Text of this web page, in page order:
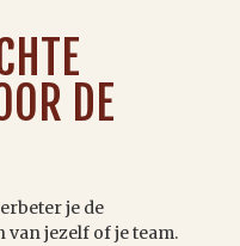
DE
je de
jezelf of je team.